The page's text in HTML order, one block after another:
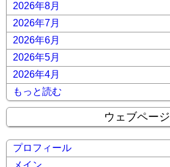
2026年8月
2026年7月
2026年6月
2026年5月
2026年4月
もっと読む
ウェブページ
プロフィール
メイン